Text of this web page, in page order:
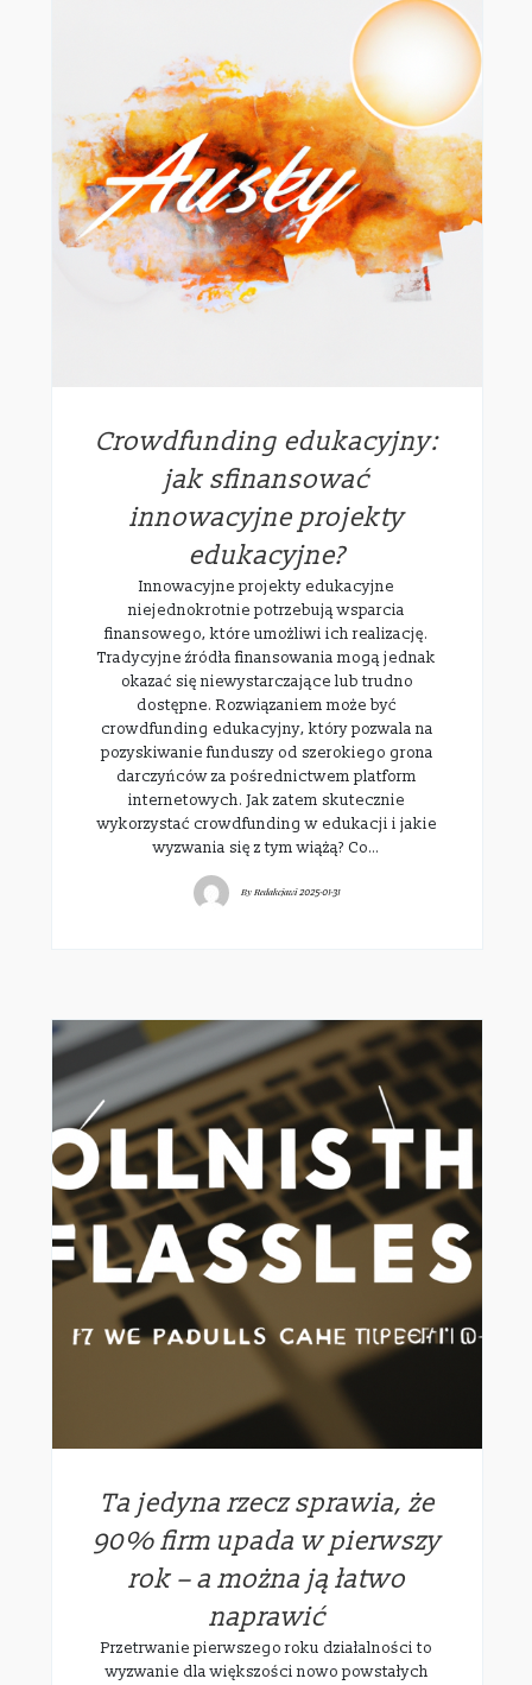
Crowdfunding edukacyjny:
jak sfinansować
innowacyjne projekty
edukacyjne?
Innowacyjne projekty edukacyjne
niejednokrotnie potrzebują wsparcia
finansowego, które umożliwi ich realizację.
Tradycyjne źródła finansowania mogą jednak
okazać się niewystarczające lub trudno
dostępne. Rozwiązaniem może być
crowdfunding edukacyjny, który pozwala na
pozyskiwanie funduszy od szerokiego grona
darczyńców za pośrednictwem platform
internetowych. Jak zatem skutecznie
wykorzystać crowdfunding w edukacji i jakie
wyzwania się z tym wiążą? Co…
ByRedakcjawi 2025-01-31
Ta jedyna rzecz sprawia, że
90% firm upada w pierwszy
rok – a można ją łatwo
naprawić
Przetrwanie pierwszego roku działalności to
wyzwanie dla większości nowo powstałych